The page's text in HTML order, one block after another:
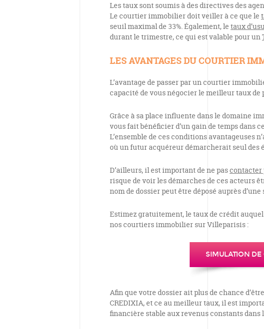
Les taux sont soumis à des directives des
Le courtier immobilier doit veiller à ce que le
seuil maximal de 33%. Également, le taux
durant le trimestre, ce qui est valable pour un
LES AVANTAGES DU COURTIER
L’avantage de passer par un courtier
capacité de vous négocier le meilleur taux de
Grâce à sa place influente dans le domaine
vous fait bénéficier d’un gain de temps dans
L’ensemble de ces conditions avantageuses
où un futur acquéreur démarcherait seul des
D’ailleurs, il est important de ne pascontacter
risque de voir les démarches de ces acteurs
nom de dossier peut être déposé auprès
Estimez gratuitement, le taux de crédit
nos courtiers immobilier sur Villeparisis :
SIMULATION DE
Afin que votre dossier ait plus de chance
CREDIXIA, et ce au meilleur taux, il est
financière stable aux revenus constants dans